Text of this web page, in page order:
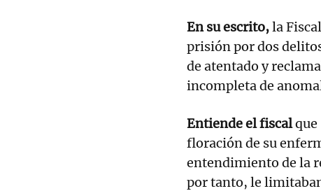
En su escrito,la
prisión por dos
de atentado y
incompleta de
Entiende el fiscalque
floración de su
entendimiento de la
por tanto, le